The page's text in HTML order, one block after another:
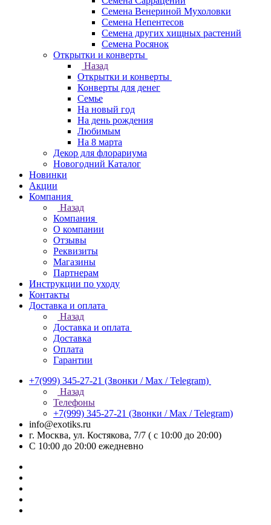
Семена Венериной Мухоловки
Семена Непентесов
Семена других хищных растений
Семена Росянок
Открытки и конверты
Назад
Открытки и конверты
Конверты для денег
Семье
На новый год
На день рождения
Любимым
На 8 марта
Декор для флорариума
Новогодний Каталог
Новинки
Акции
Компания
Назад
Компания
О компании
Отзывы
Реквизиты
Магазины
Партнерам
Инструкции по уходу
Контакты
Доставка и оплата
Назад
Доставка и оплата
Доставка
Оплата
Гарантии
+7(999) 345-27-21 (Звонки / Max / Telegram)
Назад
Телефоны
+7(999) 345-27-21 (Звонки / Max / Telegram)
info@exotiks.ru
г. Москва, ул. Костякова, 7/7 ( с 10:00 до 20:00)
С 10:00 до 20:00 ежедневно